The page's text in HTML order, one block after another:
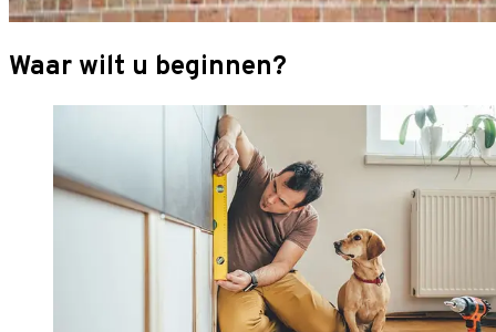
Waar wilt u beginnen?